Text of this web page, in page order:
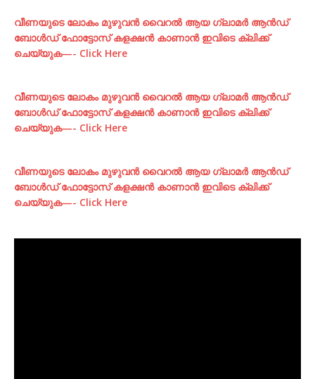
വീണയുടെ ലോകം മുഴുവന്‍ വൈറല്‍ ആയ ഗ്ലാമര്‍ ആന്‍ഡ്‌
ബോള്‍ഡ് ഫോട്ടോസ് കളക്ഷന്‍ കാണാന്‍ ഇവിടെ ക്ലിക്ക്
ചെയ്യുക—- Click Here
വീണയുടെ ലോകം മുഴുവന്‍ വൈറല്‍ ആയ ഗ്ലാമര്‍ ആന്‍ഡ്‌
ബോള്‍ഡ് ഫോട്ടോസ് കളക്ഷന്‍ കാണാന്‍ ഇവിടെ ക്ലിക്ക്
ചെയ്യുക—- Click Here
വീണയുടെ ലോകം മുഴുവന്‍ വൈറല്‍ ആയ ഗ്ലാമര്‍ ആന്‍ഡ്‌
ബോള്‍ഡ് ഫോട്ടോസ് കളക്ഷന്‍ കാണാന്‍ ഇവിടെ ക്ലിക്ക്
ചെയ്യുക—- Click Here